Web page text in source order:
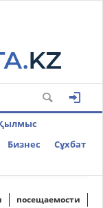
Бизнес
Cұхбат
посещаемости